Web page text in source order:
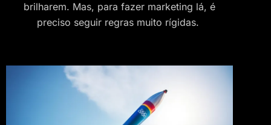
brilharem. Mas, para fazer marketing lá, é
preciso seguir regras muito rígidas.